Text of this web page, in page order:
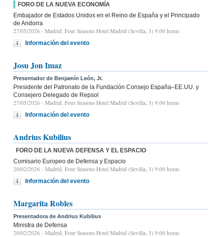
FORO DE LA NUEVA ECONOMÍA
Embajador de Estados Unidos en el Reino de España y el Principado
de Andorra
27/05/2026 - Madrid, Four Seasons Hotel Madrid (Sevilla, 3) 9.00 horas
Información del evento
Josu Jon Imaz
Presentador de Benjamín León, Jr.
Presidente del Patronato de la Fundación Consejo España–EE.UU. y
Consejero Delegado de Repsol
27/05/2026 - Madrid, Four Seasons Hotel Madrid (Sevilla, 3) 9.00 horas
Información del evento
Andrius Kubilius
FORO DE LA NUEVA DEFENSA Y EL ESPACIO
Comisario Europeo de Defensa y Espacio
20/02/2026 - Madrid, Four Seasons Hotel Madrid (Sevilla, 3) 9:00 horas
Información del evento
Margarita Robles
Presentadora de Andrius Kubilius
Ministra de Defensa
20/02/2026 - Madrid, Four Seasons Hotel Madrid (Sevilla, 3) 9:00 horas